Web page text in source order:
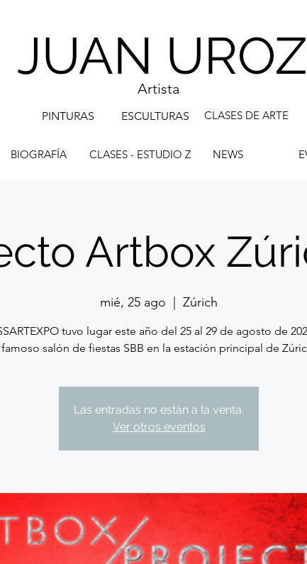
JUAN UROZ
Artista
PINTURAS ESCULTURAS CLASES DE ARTE
BIOGRAFÍA CLASES - ESTUDIO Z NEWS
Artbox
mié, 25 ago Zúrich
tuvo lugar este año del 25 al 29 de agosto de
famoso salón de fiestas SBB en la estación principal de
Las entradas no están a la venta.
Ver otros eventos